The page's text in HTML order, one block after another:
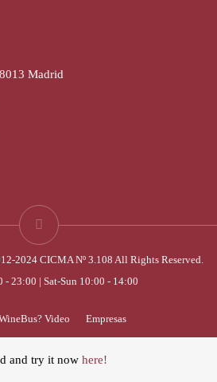
Madrid
2024 CICMA Nº 3.108 All Rights Reserved.
- 23:00 | Sat-Sun 10:00 - 14:00
Video Empresas
and try it now here!